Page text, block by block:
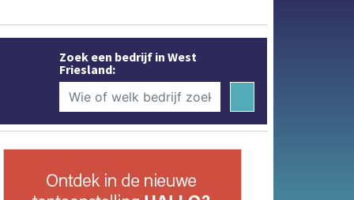
Zoek een bedrijf in West
Friesland: